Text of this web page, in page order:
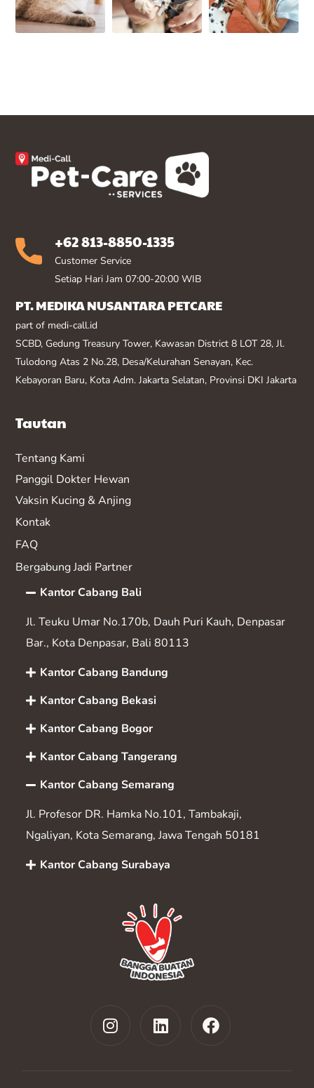
+62 813-8850-1335
Customer Service
Setiap Hari Jam 07:00-20:00 WIB
PT. MEDIKA NUSANTARA PETCARE
part of medi-call.id
SCBD, Gedung Treasury Tower, Kawasan District 8 LOT 28, Jl.
Tulodong Atas 2 No.28, Desa/Kelurahan Senayan, Kec.
Kebayoran Baru, Kota Adm. Jakarta Selatan, Provinsi DKI Jakarta
Tautan
Tentang Kami
Panggil Dokter Hewan
Vaksin Kucing & Anjing
Kontak
FAQ
Bergabung Jadi Partner
Kantor Cabang Bali
Jl. Teuku Umar No.170b, Dauh Puri Kauh, Denpasar
Bar., Kota Denpasar, Bali 80113
Kantor Cabang Bandung
Kantor Cabang Bekasi
Kantor Cabang Bogor
Kantor Cabang Tangerang
Kantor Cabang Semarang
Jl. Profesor DR. Hamka No.101, Tambakaji,
Ngaliyan, Kota Semarang, Jawa Tengah 50181
Kantor Cabang Surabaya